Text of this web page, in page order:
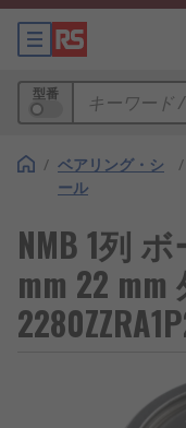
型番
/ ベアリング・シ
ール
/
NMB 1列
mm 22 mm